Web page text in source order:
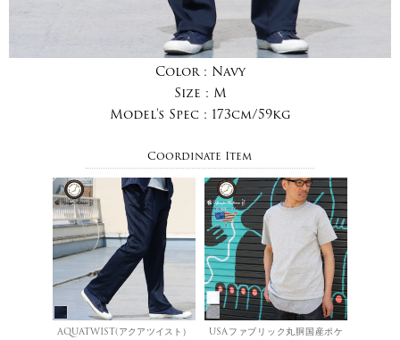
Color : Navy
Size : M
Model's Spec : 173cm/59kg
Coordinate Item
AQUATWIST(アクアツイスト）
USAファブリック丸胴国産ポケ